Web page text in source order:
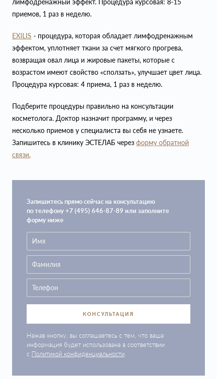
лимфодренажный эффект. Процедура курсовая: 8-15
приемов, 1 раз в неделю.
EXILIS - процедура, которая обладает лимфодренажным
эффектом, уплотняет ткани за счет мягкого прогрева,
возвращая овал лица и жировые пакеты, которые с
возрастом имеют свойство «сползать», улучшает цвет лица.
Процедура курсовая: 4 приема, 1 раз в неделю.
Подберите процедуры правильно на консультации
косметолога. Доктор назначит программу, и через
несколько приемов у специалиста вы себя не узнаете.
Запишитесь в клинику ЭСТЕЛАБ через форму обратной
связи.
Запишитесь прямо сейчас на консультацию
по телефону +7 (495) 646-87-89 или заполните
форму ниже
КОНСУЛЬТАЦИЯ
Нажав кнопку, вы соглашаетесь с тем, что ваша
информация будет использована в соответствии
с Политикой конфиденциальности